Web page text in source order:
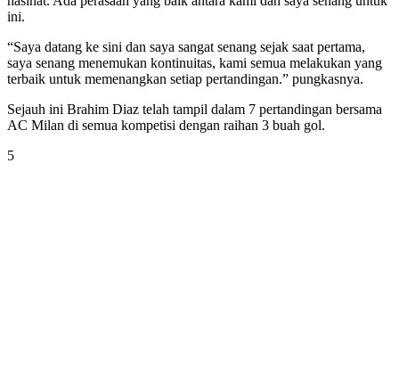
ini.
“Saya datang ke sini dan saya sangat senang sejak saat pertama,
saya senang menemukan kontinuitas, kami semua melakukan yang
terbaik untuk memenangkan setiap pertandingan.” pungkasnya.
Sejauh ini Brahim Diaz telah tampil dalam 7 pertandingan bersama
AC Milan di semua kompetisi dengan raihan 3 buah gol.
5